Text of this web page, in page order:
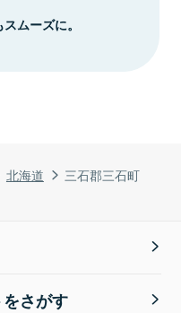
北海道 三石郡三石町
ムーズに。
さがす